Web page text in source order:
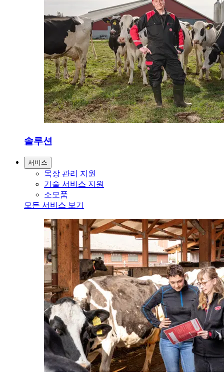
솔루션
서비스
목장 관리 지원
기술 서비스 지원
소모품
모든 서비스 보기